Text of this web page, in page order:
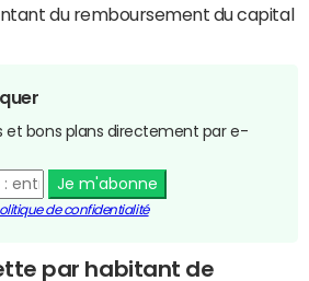
du remboursement du capital
et bons plans directement par e-
Je m'abonne
de confidentialité
par habitant de